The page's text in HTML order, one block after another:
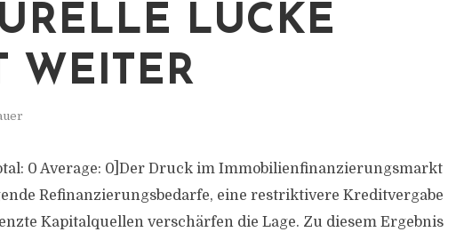
LÜCKE
WEITER
0 Average: 0]Der Druck im Immobilienfinanzierungsmarkt
Refinanzierungsbedarfe, eine restriktivere Kreditvergabe
Kapitalquellen verschärfen die Lage. Zu diesem Ergebnis